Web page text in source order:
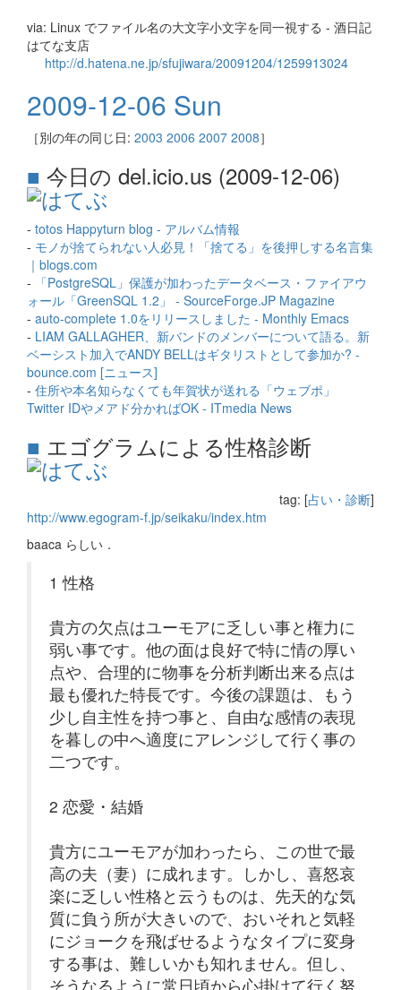
via: Linux でファイル名の大文字小文字を同一視する - 酒日記
はてな支店
http://d.hatena.ne.jp/sfujiwara/20091204/1259913024
2009-12-06 Sun
［別の年の同じ日: 2003 2006 2007 2008］
■ 今日の del.icio.us (2009-12-06)
- totos Happyturn blog - アルバム情報
- モノが捨てられない人必見！「捨てる」を後押しする名言集
｜blogs.com
-
「PostgreSQL」保護が加わったデータベース・ファイアウ
ォール「GreenSQL 1.2」 - SourceForge.JP Magazine
- auto-complete 1.0をリリースしました - Monthly Emacs
- LIAM GALLAGHER、新バンドのメンバーについて語る。新
ベーシスト加入でANDY BELLはギタリストとして参加か? -
bounce.com [ニュース]
- 住所や本名知らなくても年賀状が送れる「ウェブポ」
Twitter IDやメアド分かればOK - ITmedia News
■ エゴグラムによる性格診断
tag: [占い・診断]
http://www.egogram-f.jp/seikaku/index.htm
baaca らしい．
1 性格
貴方の欠点はユーモアに乏しい事と権力に
弱い事です。他の面は良好で特に情の厚い
点や、合理的に物事を分析判断出来る点は
最も優れた特長です。今後の課題は、もう
少し自主性を持つ事と、自由な感情の表現
を暮しの中へ適度にアレンジして行く事の
二つです。
2 恋愛・結婚
貴方にユーモアが加わったら、この世で最
高の夫（妻）に成れます。しかし、喜怒哀
楽に乏しい性格と云うものは、先天的な気
質に負う所が大きいので、おいそれと気軽
にジョークを飛ばせるようなタイプに変身
する事は、難しいかも知れません。但し、
そうなるように常日頃から心掛けて行く努